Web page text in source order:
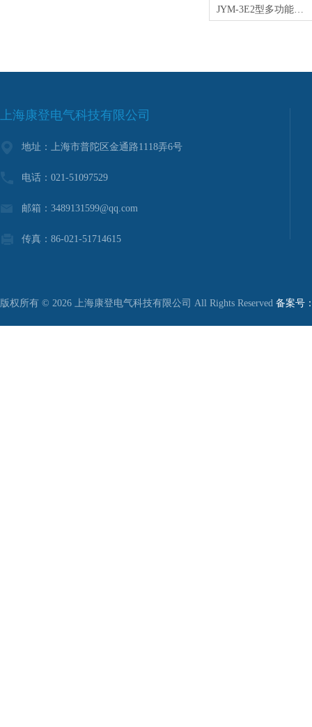
JYM-3E2型多功能校准仪
上海康登电气科技有限公司
地址：上海市普陀区金通路1118弄6号
电话：021-51097529
邮箱：3489131599@qq.com
传真：86-021-51714615
版权所有 © 2026 上海康登电气科技有限公司 All Rights Reserved 备案号